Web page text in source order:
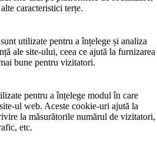
caracteristici terțe.
utilizate pentru a înțelege și analiza
ale site-ului, ceea ce ajută la furnizarea
bune pentru vizitatori.
pentru a înțelege modul în care
ul web. Aceste cookie-uri ajută la
la măsurătorile numărul de vizitatori,
etc.